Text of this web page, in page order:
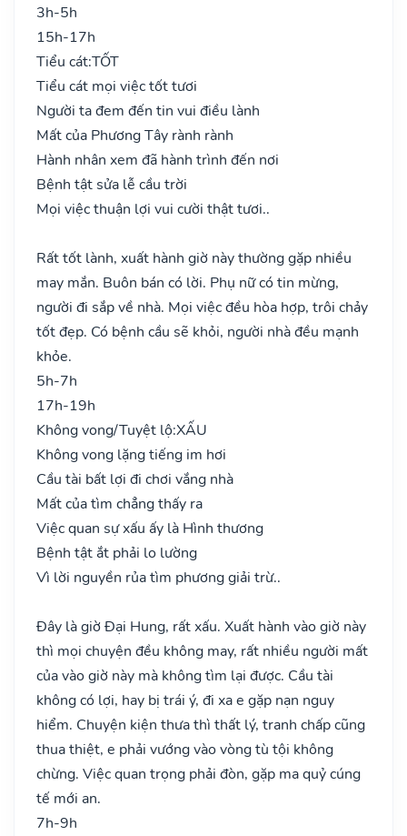
3h-5h
15h-17h
Tiểu cát:TỐT
Tiểu cát mọi việc tốt tươi
Người ta đem đến tin vui điều lành
Mất của Phương Tây rành rành
Hành nhân xem đã hành trình đến nơi
Bệnh tật sửa lễ cầu trời
Mọi việc thuận lợi vui cười thật tươi..
Rất tốt lành, xuất hành giờ này thường gặp nhiều
may mắn. Buôn bán có lời. Phụ nữ có tin mừng,
người đi sắp về nhà. Mọi việc đều hòa hợp, trôi chảy
tốt đẹp. Có bệnh cầu sẽ khỏi, người nhà đều mạnh
khỏe.
5h-7h
17h-19h
Không vong/Tuyệt lộ:XẤU
Không vong lặng tiếng im hơi
Cầu tài bất lợi đi chơi vắng nhà
Mất của tìm chẳng thấy ra
Việc quan sự xấu ấy là Hình thương
Bệnh tật ắt phải lo lường
Vì lời nguyền rủa tìm phương giải trừ..
Đây là giờ Đại Hung, rất xấu. Xuất hành vào giờ này
thì mọi chuyện đều không may, rất nhiều người mất
của vào giờ này mà không tìm lại được. Cầu tài
không có lợi, hay bị trái ý, đi xa e gặp nạn nguy
hiểm. Chuyện kiện thưa thì thất lý, tranh chấp cũng
thua thiệt, e phải vướng vào vòng tù tội không
chừng. Việc quan trọng phải đòn, gặp ma quỷ cúng
tế mới an.
7h-9h